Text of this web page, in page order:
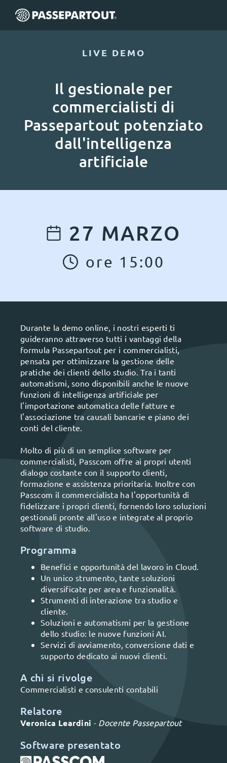
LIVE DEMO
Il gestionale per
commercialisti di
Passepartout potenziato
dall'intelligenza
artificiale
27 MARZO
ore 15:00
Durante la demo online, i nostri esperti ti
guideranno attraverso tutti i vantaggi della
formula Passepartout per i commercialisti,
pensata per ottimizzare la gestione delle
pratiche dei clienti dello studio. Tra i tanti
automatismi, sono disponibili anche le nuove
funzioni di intelligenza artificiale per
l'importazione automatica delle fatture e
l'associazione tra causali bancarie e piano dei
conti del cliente.
Molto di più di un semplice software per
commercialisti, Passcom offre ai propri utenti
dialogo costante con il supporto clienti,
formazione e assistenza prioritaria. Inoltre con
Passcom il commercialista ha l'opportunità di
fidelizzare i propri clienti, fornendo loro soluzioni
gestionali pronte all'uso e integrate al proprio
software di studio.
Programma
Benefici e opportunità del lavoro in Cloud.
Un unico strumento, tante soluzioni
diversificate per area e funzionalità.
Strumenti di interazione tra studio e
cliente.
Soluzioni e automatismi per la gestione
dello studio: le nuove funzioni AI.
Servizi di avviamento, conversione dati e
supporto dedicato ai nuovi clienti.
A chi si rivolge
Commercialisti e consulenti contabili
Relatore
Veronica Leardini - Docente Passepartout
Software presentato